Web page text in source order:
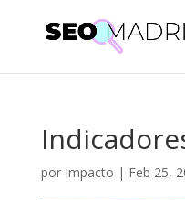
por Impacto | Feb 25,